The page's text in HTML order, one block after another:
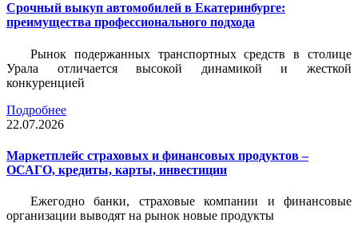
Срочный выкуп автомобилей в Екатеринбурге:
преимущества профессионального подхода
Рынок подержанных транспортных средств в столице
Урала отличается высокой динамикой и жесткой
конкуренцией
Подробнее
22.07.2026
Маркетплейс страховых и финансовых продуктов –
ОСАГО, кредиты, карты, инвестиции
Ежегодно банки, страховые компании и финансовые
организации выводят на рынок новые продукты